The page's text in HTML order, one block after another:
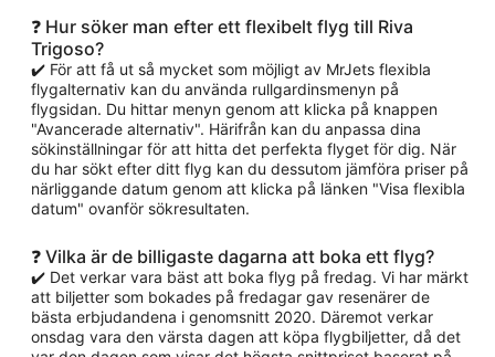
❓ Hur söker man efter ett flexibelt flyg till Riva
Trigoso?
✔️ För att få ut så mycket som möjligt av MrJets flexibla
flygalternativ kan du använda rullgardinsmenyn på
flygsidan. Du hittar menyn genom att klicka på knappen
"Avancerade alternativ". Härifrån kan du anpassa dina
sökinställningar för att hitta det perfekta flyget för dig. När
du har sökt efter ditt flyg kan du dessutom jämföra priser på
närliggande datum genom att klicka på länken "Visa flexibla
datum" ovanför sökresultaten.
❓ Vilka är de billigaste dagarna att boka ett flyg?
✔️ Det verkar vara bäst att boka flyg på fredag. Vi har märkt
att biljetter som bokades på fredagar gav resenärer de
bästa erbjudandena i genomsnitt 2020. Däremot verkar
onsdag vara den värsta dagen att köpa flygbiljetter, då det